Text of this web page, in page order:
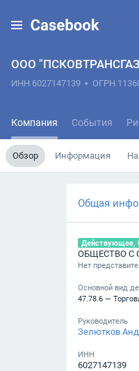
ООО
ИНН 6027147139 • ОГРН
Компания События
Обзор Информация
Общая
Действующее,
ОБЩЕСТВО С
Нет
Основной вид
Руководитель
Зелютков
ИНН
6027147139